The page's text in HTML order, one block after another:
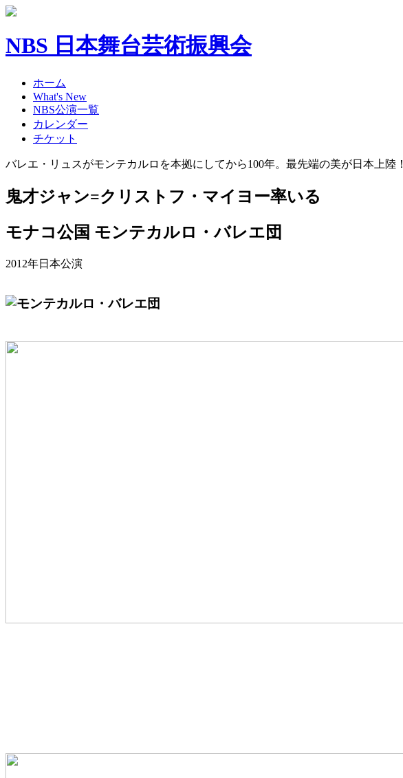
NBS 日本舞台芸術振興会
ホーム
What's New
NBS公演一覧
カレンダー
チケット
バレエ・リュスがモンテカルロを本拠にしてから100年。最先端の美が日本上陸！
鬼才ジャン=クリストフ・マイヨー率いる
モナコ公国 モンテカルロ・バレエ団
2012年日本公演